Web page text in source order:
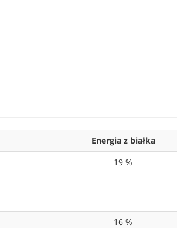
Energia z białka
19 %
16 %